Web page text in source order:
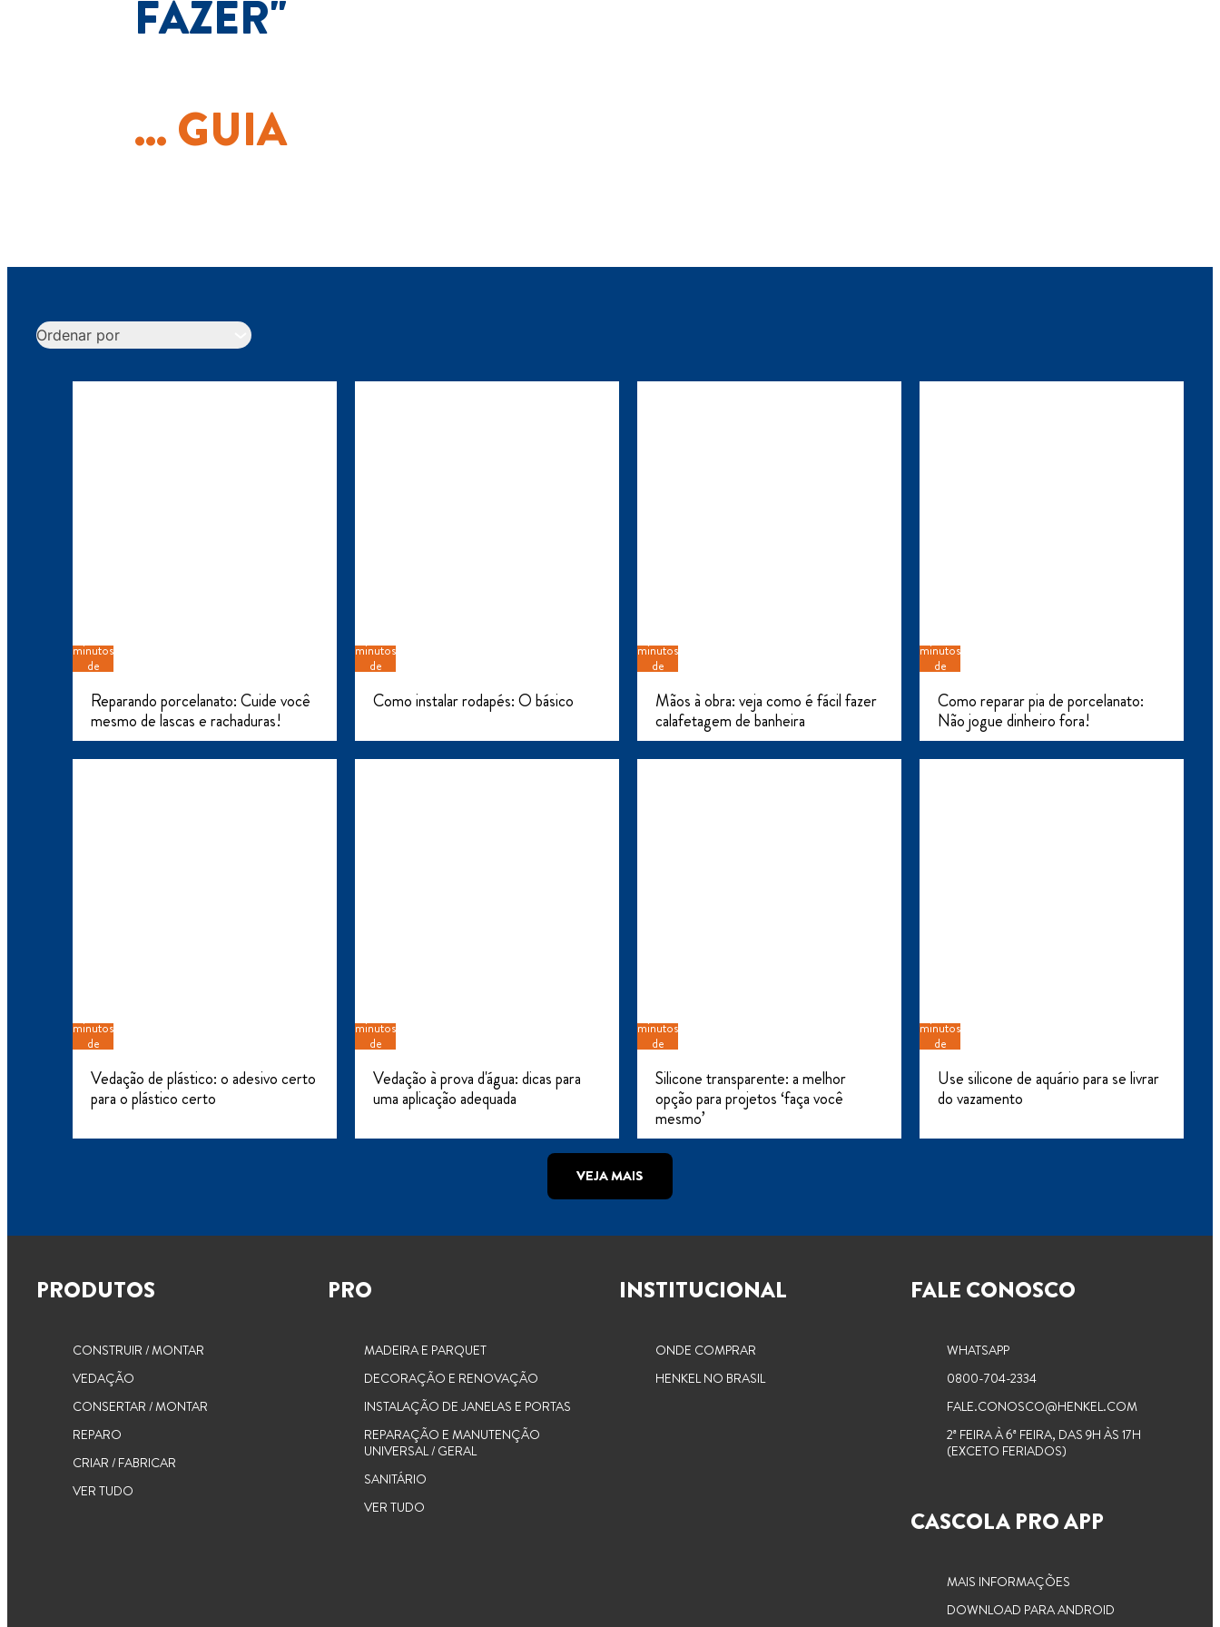
FAZER"
... GUIA
Ordenar por
minutos
de
Reparando porcelanato: Cuide você
mesmo de lascas e rachaduras!
minutos
de
Como instalar rodapés: O básico
minutos
de
Mãos à obra: veja como é fácil fazer
calafetagem de banheira
minutos
de
Como reparar pia de porcelanato:
Não jogue dinheiro fora!
minutos
de
Vedação de plástico: o adesivo certo
para o plástico certo
minutos
de
Vedação à prova d'água: dicas para
uma aplicação adequada
minutos
de
Silicone transparente: a melhor
opção para projetos ‘faça você
mesmo’
minutos
de
Use silicone de aquário para se livrar
do vazamento
VEJA MAIS
PRODUTOS
CONSTRUIR / MONTAR
VEDAÇÃO
CONSERTAR / MONTAR
REPARO
CRIAR / FABRICAR
VER TUDO
PRO
MADEIRA E PARQUET
DECORAÇÃO E RENOVAÇÃO
INSTALAÇÃO DE JANELAS E PORTAS
REPARAÇÃO E MANUTENÇÃO
UNIVERSAL / GERAL
SANITÁRIO
VER TUDO
INSTITUCIONAL
ONDE COMPRAR
HENKEL NO BRASIL
FALE CONOSCO
WHATSAPP
0800-704-2334
FALE.CONOSCO@HENKEL.COM
2ª FEIRA À 6ª FEIRA, DAS 9H ÀS 17H
(EXCETO FERIADOS)
CASCOLA PRO APP
MAIS INFORMAÇÕES
DOWNLOAD PARA ANDROID